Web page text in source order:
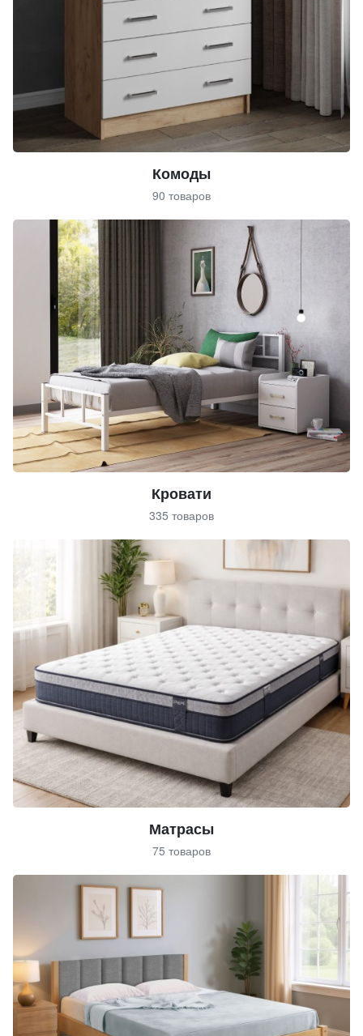
Комоды
90 товаров
Кровати
335 товаров
Матрасы
75 товаров